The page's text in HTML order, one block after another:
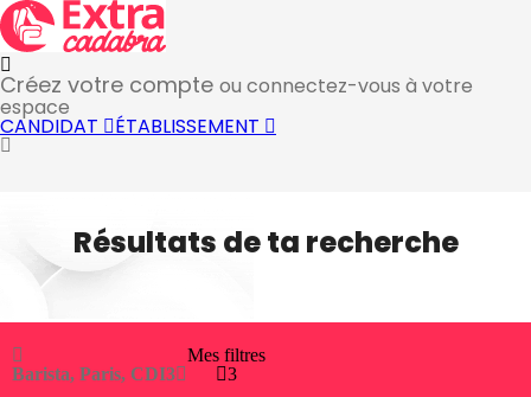
Créez votre compte ou connectez-vous à votre
espace
CANDIDAT ÉTABLISSEMENT
Résultats de ta recherche
Barista, Paris, CDI3
Mes filtres
3